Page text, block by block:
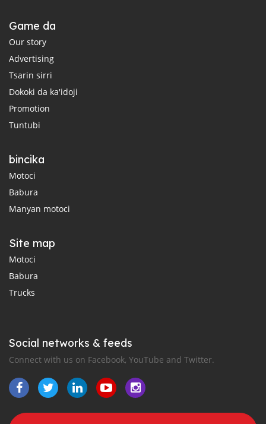
Game da
Our story
Advertising
Tsarin sirri
Dokoki da ka'idoji
Promotion
Tuntubi
bincika
Motoci
Babura
Manyan motoci
Site map
Motoci
Babura
Trucks
Social networks & feeds
Connect with us on Facebook, YouTube and Twitter.